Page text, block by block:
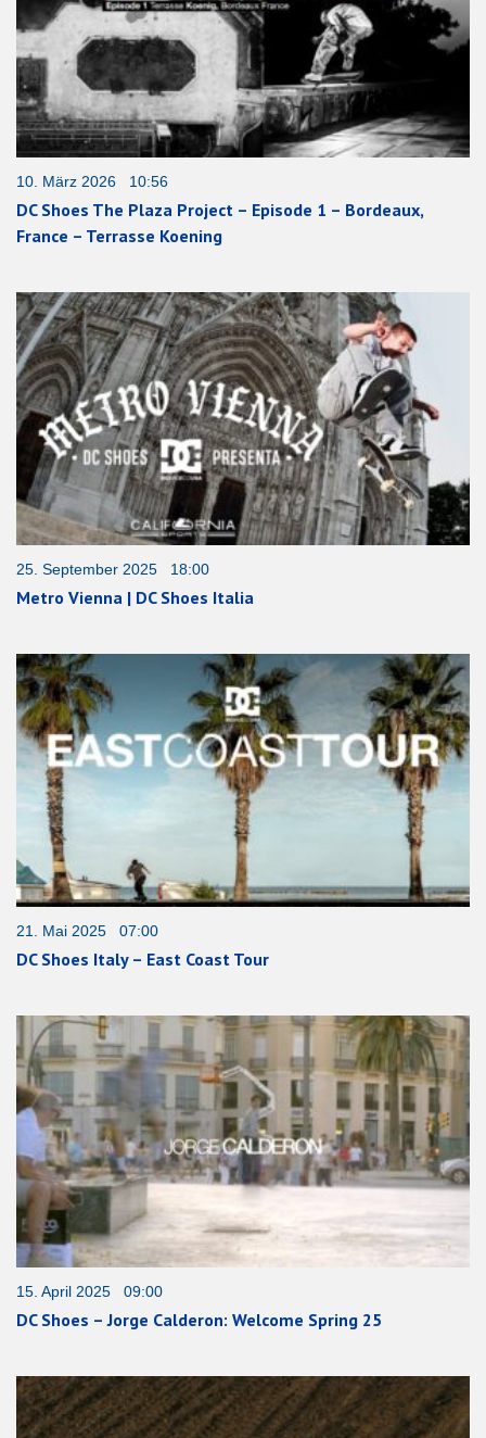
10. März 2026 10:56
DC Shoes The Plaza Project – Episode 1 – Bordeaux,
France – Terrasse Koening
25. September 2025 18:00
Metro Vienna | DC Shoes Italia
21. Mai 2025 07:00
DC Shoes Italy – East Coast Tour
15. April 2025 09:00
DC Shoes – Jorge Calderon: Welcome Spring 25